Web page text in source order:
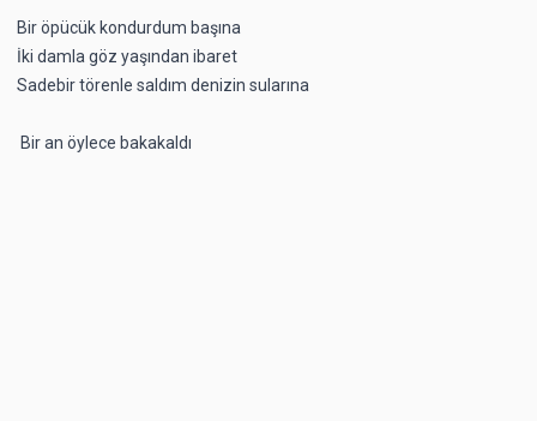
Bir öpücük kondurdum başına
İki damla göz yaşından ibaret
Sadebir törenle saldım denizin sularına
Bir an öylece bakakaldı